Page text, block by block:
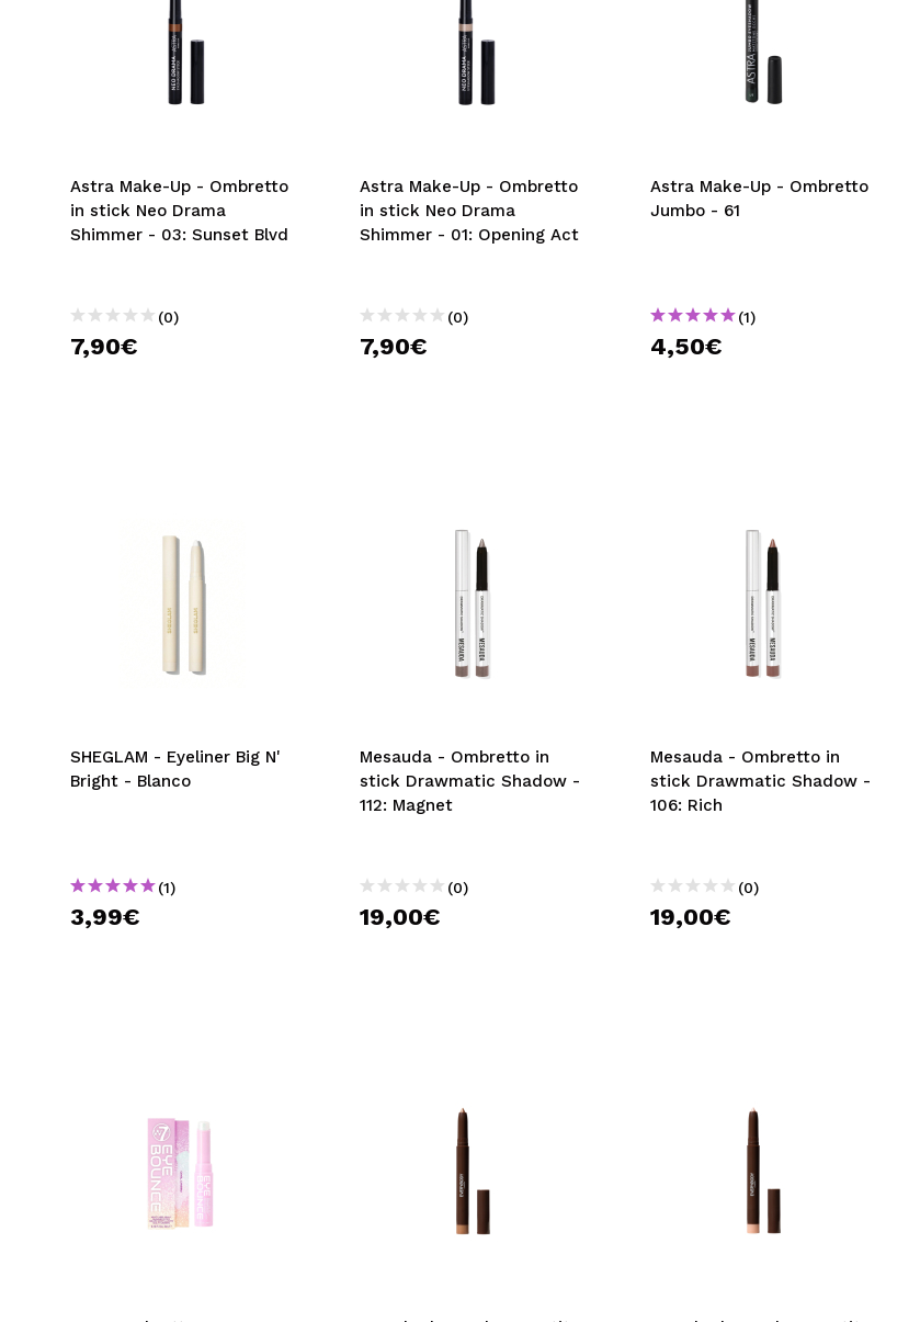
Astra Make-Up - Ombretto
in stick Neo Drama
Shimmer - 03: Sunset Blvd
(0)
7,90€
Astra Make-Up - Ombretto
in stick Neo Drama
Shimmer - 01: Opening Act
(0)
7,90€
Astra Make-Up - Ombretto
Jumbo - 61
(1)
4,50€
SHEGLAM - Eyeliner Big N'
Bright - Blanco
(1)
3,99€
Mesauda - Ombretto in
stick Drawmatic Shadow -
112: Magnet
(0)
19,00€
Mesauda - Ombretto in
stick Drawmatic Shadow -
106: Rich
(0)
19,00€